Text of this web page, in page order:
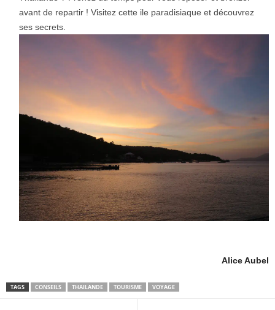
avant de repartir ! Visitez cette ile paradisiaque et découvrez
ses secrets.
Alice Aubel
TAGS CONSEILS THAILANDE TOURISME VOYAGE